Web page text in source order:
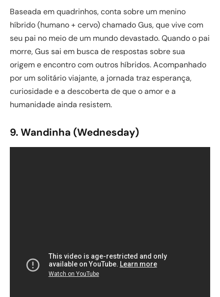
Baseada em quadrinhos, conta sobre um menino
híbrido (humano + cervo) chamado Gus, que vive com
seu pai no meio de um mundo devastado. Quando o pai
morre, Gus sai em busca de respostas sobre sua
origem e encontro com outros híbridos. Acompanhado
por um solitário viajante, a jornada traz esperança,
curiosidade e a descoberta de que o amor e a
humanidade ainda resistem.
9. Wandinha (Wednesday)